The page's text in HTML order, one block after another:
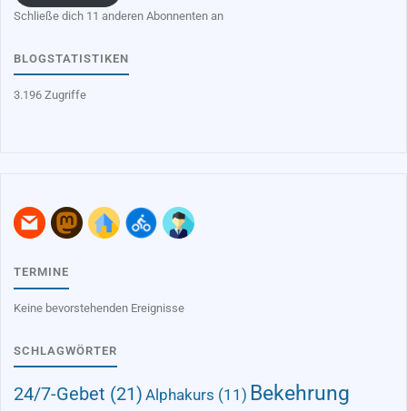
Schließe dich 11 anderen Abonnenten an
BLOGSTATISTIKEN
3.196 Zugriffe
TERMINE
Keine bevorstehenden Ereignisse
SCHLAGWÖRTER
24/7-Gebet (21) Alphakurs (11) Bekehrung